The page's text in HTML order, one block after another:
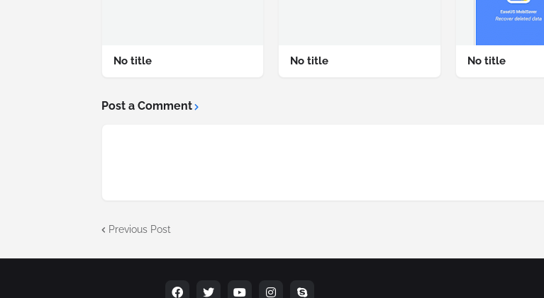
No title No title No title
Post a Comment
Previous Post